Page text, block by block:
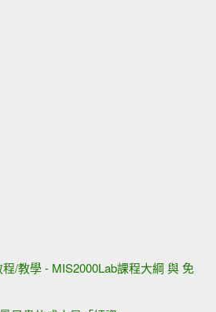
/教學 - MIS2000Lab課程大綱 與 免